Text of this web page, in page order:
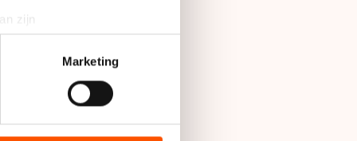
zijn
detailgedeeltein. U kunt uw
advertenties en
Marketing
down
Als je interactieve